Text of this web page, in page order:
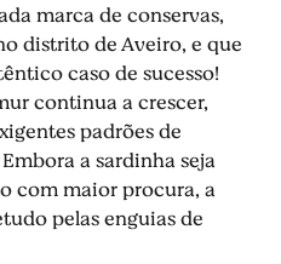
marca de conservas,
distrito de Aveiro, e que
caso de sucesso!
continua a crescer,
padrões de
a sardinha seja
com maior procura, a
pelas enguias de